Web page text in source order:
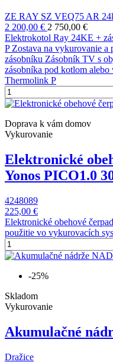
ZE RAY SZ VEQ75 AR
2 200,00 € 2 750,00 €
Elektrokotol Ray 24KE +
P Zostava na vykurovanie
zásobníku Zásobník TV s
zásobníka pod kotlom
Thermolink P
Doprava k vám domov
Vykurovanie
Elektronické
Yonos PICO1.0
4248089
225,00 €
Elektronické obehové
použitie vo vykurovacích
-25%
Skladom
Vykurovanie
Akumulačné
Dražice